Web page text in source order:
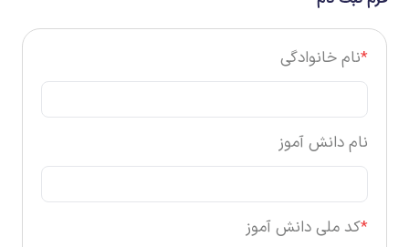
*نام خانوادگی
نام دانش آموز
*کد ملی دانش آموز